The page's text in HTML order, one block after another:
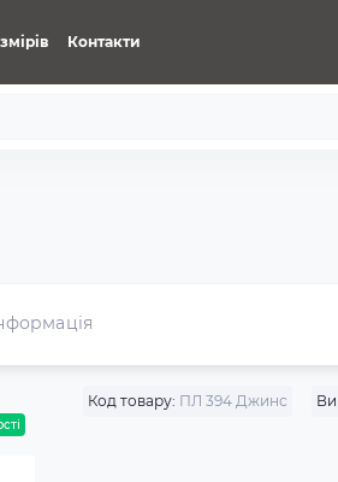
Контакти
Код товару: ПЛ 394 Джинс